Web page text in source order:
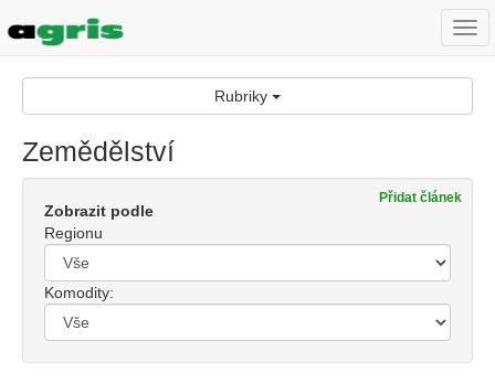
Rubriky
Zemědělství
Přidat článek
Zobrazit podle
Regionu
Komodity: